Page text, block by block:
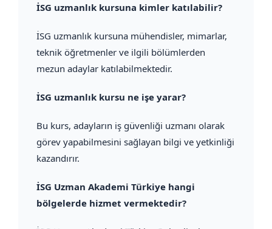
İSG uzmanlık kursuna kimler katılabilir?
İSG uzmanlık kursuna mühendisler, mimarlar,
teknik öğretmenler ve ilgili bölümlerden
mezun adaylar katılabilmektedir.
İSG uzmanlık kursu ne işe yarar?
Bu kurs, adayların iş güvenliği uzmanı olarak
görev yapabilmesini sağlayan bilgi ve yetkinliği
kazandırır.
İSG Uzman Akademi Türkiye hangi
bölgelerde hizmet vermektedir?